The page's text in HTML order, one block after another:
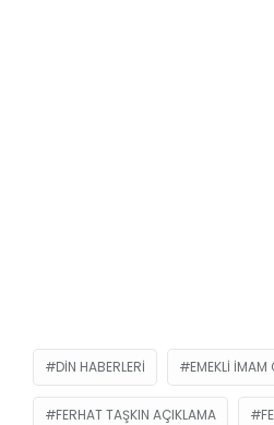
DIN HABERLERI EMEKLI IMAM
FERHAT TAŞKIN AÇIKLAMA